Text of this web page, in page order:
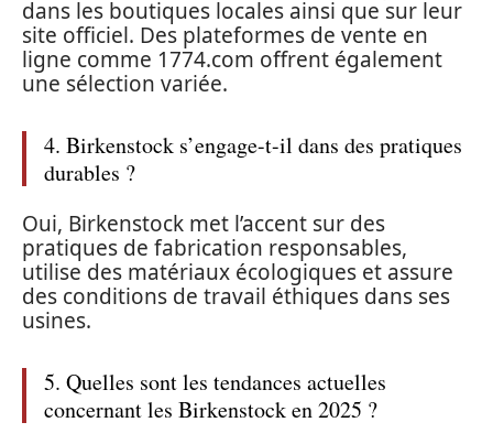
dans les boutiques locales ainsi que sur leur
site officiel. Des plateformes de vente en
ligne comme 1774.com offrent également
une sélection variée.
4. Birkenstock s’engage-t-il dans des pratiques
durables ?
Oui, Birkenstock met l’accent sur des
pratiques de fabrication responsables,
utilise des matériaux écologiques et assure
des conditions de travail éthiques dans ses
usines.
5. Quelles sont les tendances actuelles
concernant les Birkenstock en 2025 ?